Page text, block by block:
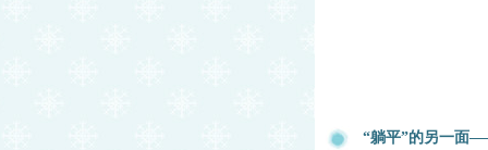
“躺平”的另一面